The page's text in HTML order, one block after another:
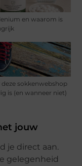
en waarom is
deze sokkenwebshop
is (en wanneer niet)
jouw
je direct aan.
gelegenheid